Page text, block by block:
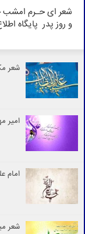
شعر ای حـرم امشب
و روز پدر پایگاه
شعر
امیر
امام
شعر